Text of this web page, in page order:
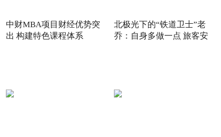
中财MBA项目财经优势突
出 构建特色课程体系
北极光下的“铁道卫士”老
乔：自身多做一点 旅客安